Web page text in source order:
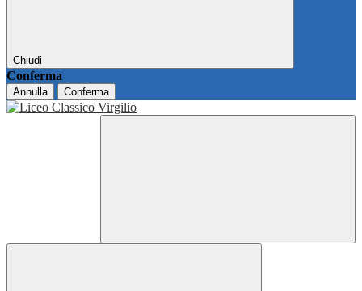
Chiudi
Conferma
Annulla Conferma